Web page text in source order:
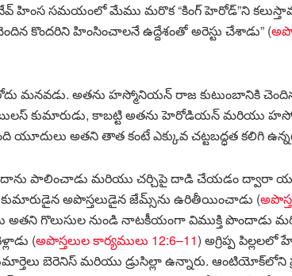
హింస సమయంలో మేము మరొక “కింగ్ హెరోడ్”ని
కొందరిని హింసించాలనే ఉద్దేశంతో అరెస్టు చేశాడు” (
మనవడు. అతను హస్మోనియన్ రాజ కుటుంబానికి
కుమారుడు, కాబట్టి అతను హెరోడియన్ మరియు
అతని తాత కంటే ఎక్కువ చట్టబద్ధత కలిగి
యూదాను పాలించాడు మరియు చర్చిపై దాడి చేయడం ద్వారా
అపొస్తలుడైన జేమ్స్‌ను ఉరితీయించాడు (
అతని గొలుసుల నుండి నాటకీయంగా విముక్తి పొందాడు
(అపొస్తలుల కార్యములు 12:6–11) అగ్రిప్ప పిల్లలలో
బెరెనిస్ మరియు డ్రుసిల్లా ఉన్నారు. ఆంటియోక్‌లోని